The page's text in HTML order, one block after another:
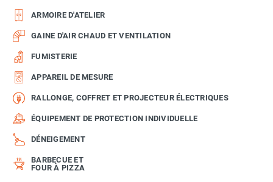
ARMOIRE D'ATELIER
GAINE D'AIR CHAUD ET VENTILATION
FUMISTERIE
APPAREIL DE MESURE
RALLONGE, COFFRET ET PROJECTEUR ÉLECTRIQUES
ÉQUIPEMENT DE PROTECTION INDIVIDUELLE
DÉNEIGEMENT
BARBECUE ET
FOUR À PIZZA